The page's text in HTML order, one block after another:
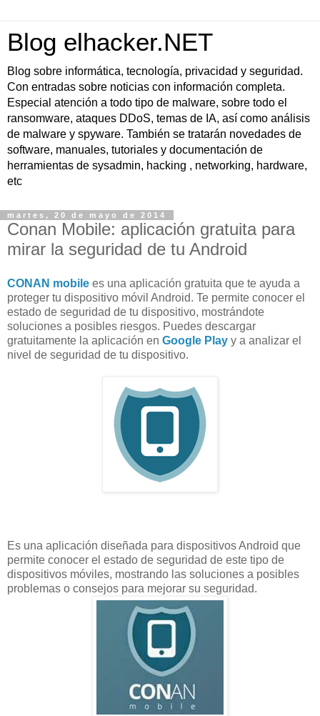
Blog elhacker.NET
Blog sobre informática, tecnología, privacidad y seguridad.
Con entradas sobre noticias con información completa.
Especial atención a todo tipo de malware, sobre todo el
ransomware, ataques DDoS, temas de IA, así como análisis
de malware y spyware. También se tratarán novedades de
software, manuales, tutoriales y documentación de
herramientas de sysadmin, hacking , networking, hardware,
etc
martes, 20 de mayo de 2014
Conan Mobile: aplicación gratuita para
mirar la seguridad de tu Android
CONAN mobile es una aplicación gratuita que te ayuda a
proteger tu dispositivo móvil Android. Te permite conocer el
estado de seguridad de tu dispositivo, mostrándote
soluciones a posibles riesgos. Puedes descargar
gratuitamente la aplicación en Google Play y a analizar el
nivel de seguridad de tu dispositivo.
Es una aplicación diseñada para dispositivos Android que
permite conocer el estado de seguridad de este tipo de
dispositivos móviles, mostrando las soluciones a posibles
problemas o consejos para mejorar su seguridad.